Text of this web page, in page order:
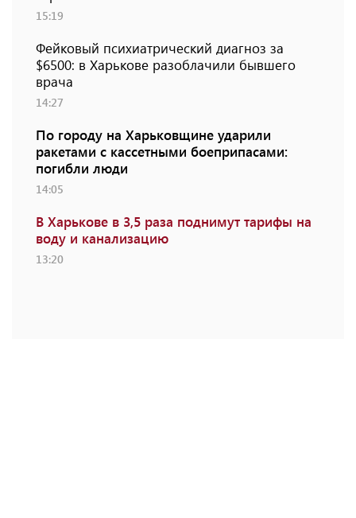
15:19
Фейковый психиатрический диагноз за
$6500: в Харькове разоблачили бывшего
врача
14:27
По городу на Харьковщине ударили
ракетами с кассетными боеприпасами:
погибли люди
14:05
В Харькове в 3,5 раза поднимут тарифы на
воду и канализацию
13:20